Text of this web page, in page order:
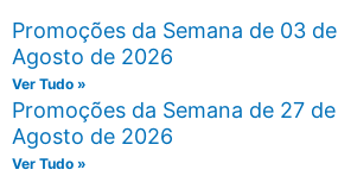
Promoções da Semana de 03
Agosto de 2026
Ver Tudo »
Promoções da Semana de 27
Agosto de 2026
Ver Tudo »